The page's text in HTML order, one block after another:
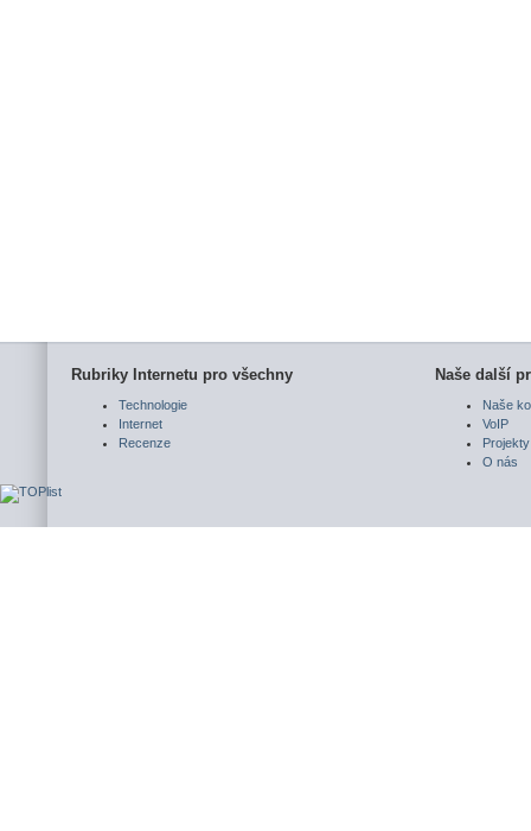
Rubriky Internetu pro všechny
Technologie
Internet
Recenze
Naše další
Naše
VoIP
Projekty
O nás